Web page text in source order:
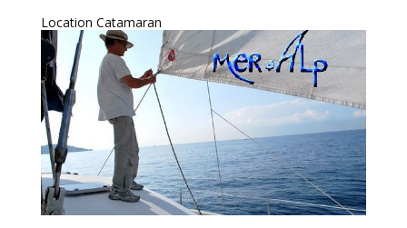
Location Catamaran